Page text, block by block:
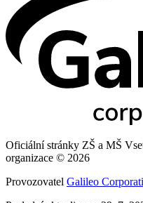
Oficiální stránky ZŠ a MŠ
organizace © 2026
Provozovatel Galileo